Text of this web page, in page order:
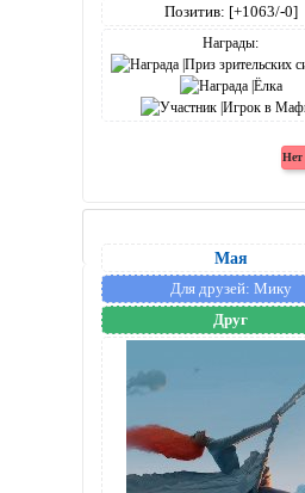
Позитив: [+1063/-0]
Награды:
Мая
Для друзей: Мику
Друг